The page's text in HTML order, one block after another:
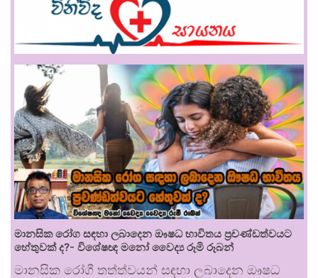
මානසික රෝග සඳහා ලබාදෙන ඖෂධ භාවිතය ප්‍රචණ්ඩත්වයට
හේතුවක් ද?- විශේෂඥ මනෝ වෛද්‍ය රූමි රූබන්
මානසික රෝගී තත්ත්වයන් සඳහා ලබාදෙන ඖෂධ